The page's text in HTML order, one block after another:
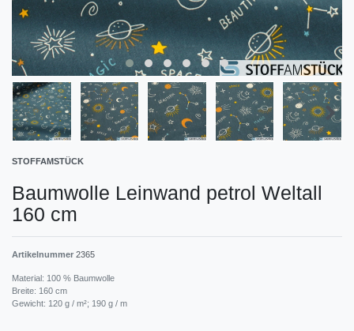
STOFFAMSTÜCK
Baumwolle Leinwand petrol Weltall
160 cm
Artikelnummer 2365
Material: 100 % Baumwolle
Breite: 160 cm
Gewicht: 120 g / m²; 190 g / m